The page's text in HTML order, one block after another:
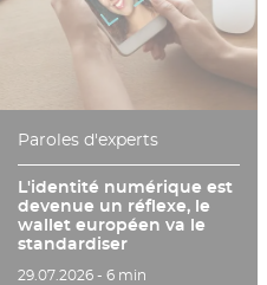
Paroles d'experts
L'identité numérique est
devenue un réflexe, le
wallet européen va le
standardiser
Date de publication
29.07.2026 - Temps de lecture
6 min